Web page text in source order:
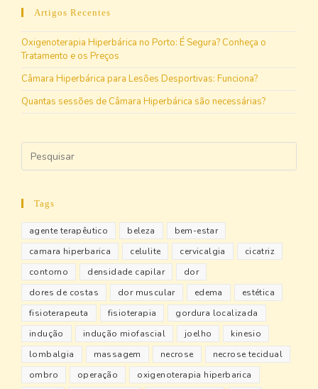
Artigos Recentes
Oxigenoterapia Hiperbárica no Porto: É Segura? Conheça o
Tratamento e os Preços
Câmara Hiperbárica para Lesões Desportivas: Funciona?
Quantas sessões de Câmara Hiperbárica são necessárias?
Tags
agente terapêutico beleza
bem-estar
camara hiperbarica
celulite cervicalgia
cicatriz
contorno
densidade capilar
dor
dores de costas
dor muscular edema
estética
fisioterapeuta
fisioterapia
gordura localizada
indução
indução miofascial joelho
kinesio
lombalgia
massagem necrose
necrose tecidual
ombro
operação
oxigenoterapia hiperbarica